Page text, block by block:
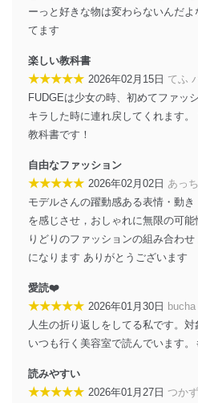
個人情報保護マネジメントシス
当社は、内部監査及びマネジメ
じて、個人情報保護マネジメ
善し、常に最良の状態を維持し
苦情及び相談受付け窓口
貴殿の個人情報及び当社の個人
ステムに関するご相談及び苦情
絡ください。
適切、かつ迅速に対応させてい
株式会社富士山マガジンサー
係
TEL：0570-200-223
e-mail：cs@fujisan.co.jp
改訂：2025年2月20日
制定：2005年4月1日
株式会社富士山マガジンサービ
代表取締役会長 西野 伸一郎
１．個人情報保護管理者
ーっと好きな物は変わらないんだ
てます
楽しい教科書
★★★★★ 2026年02月15日 てふ
FUDGEは少女の時、初めてファッ
キラした時に連れ戻してくれます
教科書です！
自由なファッション
★★★★★ 2026年02月02日 あっ
モデルさんの躍動感ある表情・動
を感じさせ，おしゃれに無限の可
りどりのファッションの組み合わ
になります ありがとうございます
愛読❤️
★★★★★ 2026年01月30日 bucha
人生の折り返しをしてる私です。対
いつも行く美容室で読んでいます
読みやすい
★★★★★ 2026年01月27日 つか